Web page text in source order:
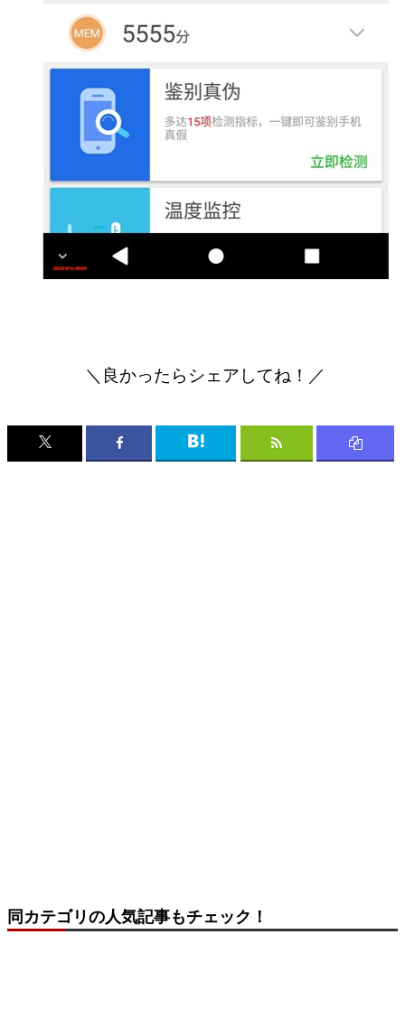
＼良かったらシェアしてね！／
同カテゴリの人気記事もチェック！